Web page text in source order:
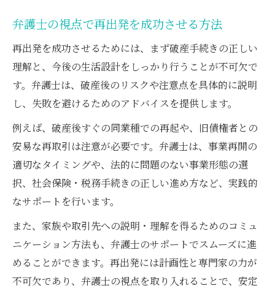
弁護士の視点で再出発を成功させる方法
再出発を成功させるためには、まず破産手続きの正しい
理解と、今後の生活設計をしっかり行うことが不可欠で
す。弁護士は、破産後のリスクや注意点を具体的に説明
し、失敗を避けるためのアドバイスを提供します。
例えば、破産後すぐの同業種での再起や、旧債権者との
安易な再取引は注意が必要です。弁護士は、事業再開の
適切なタイミングや、法的に問題のない事業形態の選
択、社会保険・税務手続きの正しい進め方など、実践的
なサポートを行います。
また、家族や取引先への説明・理解を得るためのコミュ
ニケーション方法も、弁護士のサポートでスムーズに進
めることができます。再出発には計画性と専門家の力が
不可欠であり、弁護士の視点を取り入れることで、安定